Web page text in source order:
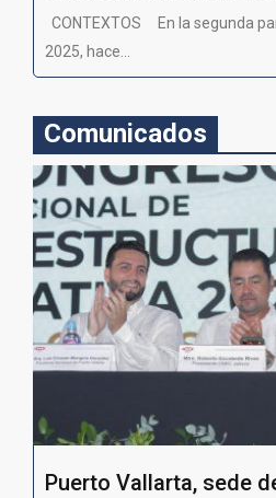
CONTEXTOS En la segunda
2025, hace...
Comunicados
Puerto Vallarta, sede